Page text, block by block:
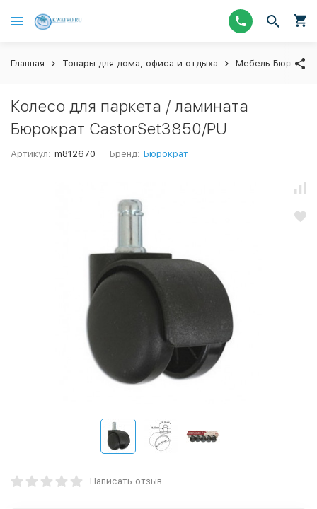
Главная Товары для дома, офиса и отдыха Мебель Бюрократ
Колесо для паркета / ламината
Бюрократ CastorSet3850/PU
Артикул: m812670 Бренд: Бюрократ
Написать отзыв